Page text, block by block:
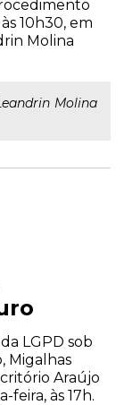
10h30, em
Molina
Molina
LGPD sob
Migalhas
Araújo
feira, às 17h.